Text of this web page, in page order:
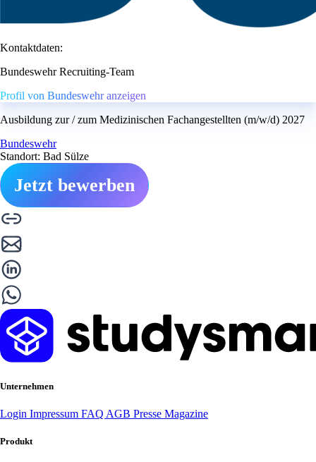
Kontaktdaten:
Bundeswehr Recruiting-Team
Profil von Bundeswehr anzeigen
Ausbildung zur / zum Medizinischen Fachangestellten (m/w/d) 2027
Bundeswehr
Standort: Bad Sülze
Jetzt bewerben
Unternehmen
Login Impressum FAQ AGB Presse Magazine
Produkt